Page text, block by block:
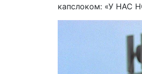
капслоком: «У НАС